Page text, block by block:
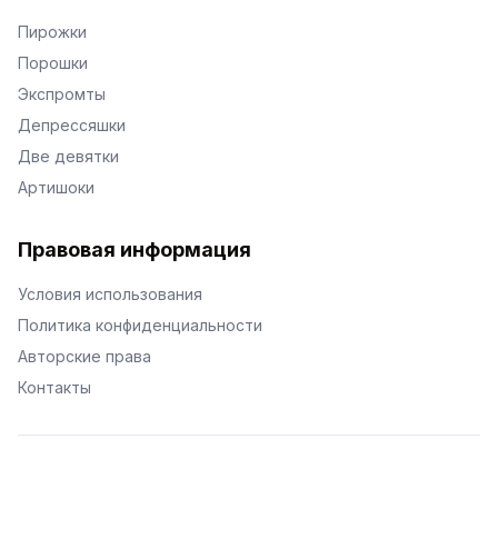
Пирожки
Порошки
Экспромты
Депрессяшки
Две девятки
Артишоки
Правовая информация
Условия использования
Политика конфиденциальности
Авторские права
Контакты